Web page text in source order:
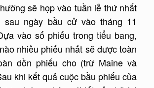
sẽ họp vào tuần lễ thứ nhất
sau ngày bầu cử vào tháng 11
vào số phiếu trong tiểu bang,
nhiều phiếu nhất sẽ được toàn
dồn phiếu cho (trừ Maine và
khi kết quả cuộc bầu phiếu của